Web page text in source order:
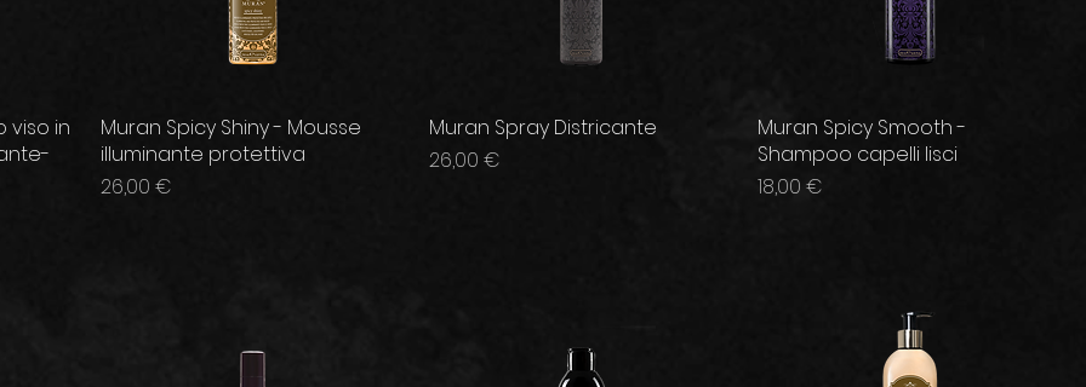
viso in
Muran Spicy Shiny - Mousse
illuminante protettiva
Prezzo
26,00 €
Muran Spray Districante
Prezzo
26,00 €
Muran Spicy Smooth -
Shampoo capelli lisci
Prezzo
18,00 €